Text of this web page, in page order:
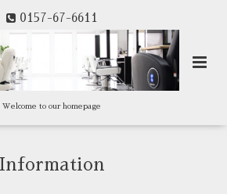
0157-67-6611
Welcome to our homepage
Information